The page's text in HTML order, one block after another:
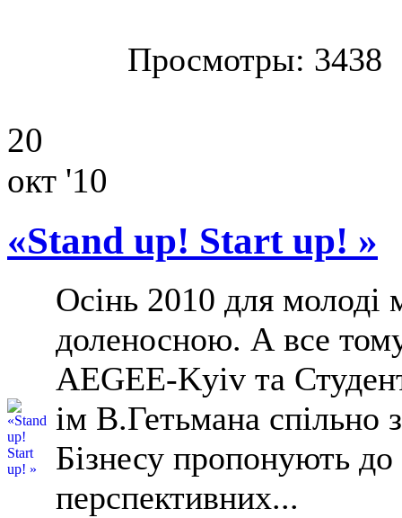
Просмотры: 3438
20
окт '10
«Stand up! Start up! »
Осінь 2010 для молоді
доленосною. А все
AEGEE-Kyiv та
ім В.Гетьмана
Бізнесу пропонують
перспективних...